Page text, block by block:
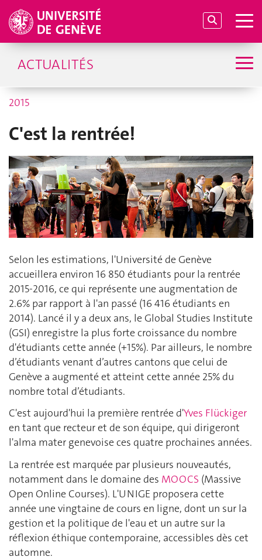
ACTUALITÉS
2015
C'est la rentrée!
Selon les estimations, l'Université de Genève
accueillera environ 16 850 étudiants pour la rentrée
2015-2016, ce qui représente une augmentation de
2.6% par rapport à l'an passé (16 416 étudiants en
2014). Lancé il y a deux ans, le Global Studies Institute
(GSI) enregistre la plus forte croissance du nombre
d'étudiants cette année (+15%). Par ailleurs, le nombre
d’étudiants venant d’autres cantons que celui de
Genève a augmenté et atteint cette année 25% du
nombre total d’étudiants.
C'est aujourd'hui la première rentrée d'Yves Flückiger
en tant que recteur et de son équipe, qui dirigeront
l'alma mater genevoise ces quatre prochaines années.
La rentrée est marquée par plusieurs nouveautés,
notamment dans le domaine des MOOCS (Massive
Open Online Courses). L'UNIGE proposera cette
année une vingtaine de cours en ligne, dont un sur la
gestion et la politique de l'eau et un autre sur la
réflexion éthique contemporaine, accessibles dès cet
automne.